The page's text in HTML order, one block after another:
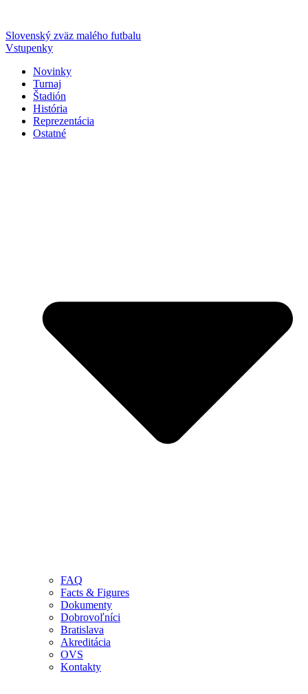
Slovenský zväz malého futbalu
Vstupenky
Novinky
Turnaj
Štadión
História
Reprezentácia
Ostatné
FAQ
Facts & Figures
Dokumenty
Dobrovoľníci
Bratislava
Akreditácia
OVS
Kontakty